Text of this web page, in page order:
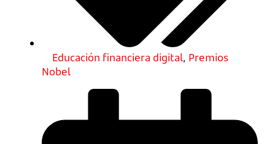
Educación financiera digital, Premios
Nobel